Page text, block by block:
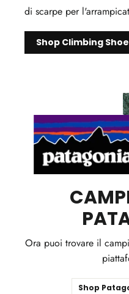
di scarpe per
Shop Climbing
Ora puoi trovare il
Shop